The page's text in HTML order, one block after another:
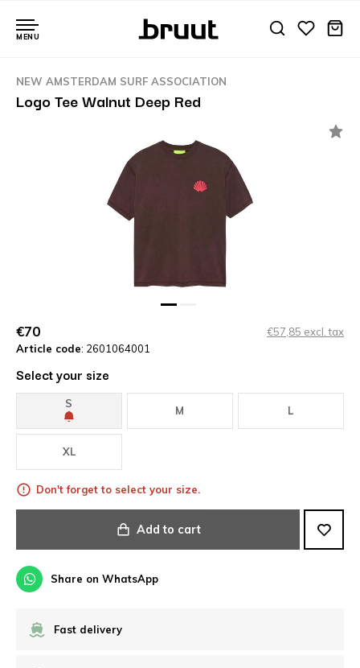
MENU
NEW AMSTERDAM SURF ASSOCIATION
Logo Tee Walnut Deep Red
€70
€57,85 excl. tax
Article code: 2601064001
Select your size
S
M L
XL
Don't forget to select your size.
Add to cart
Share on WhatsApp
Fast delivery